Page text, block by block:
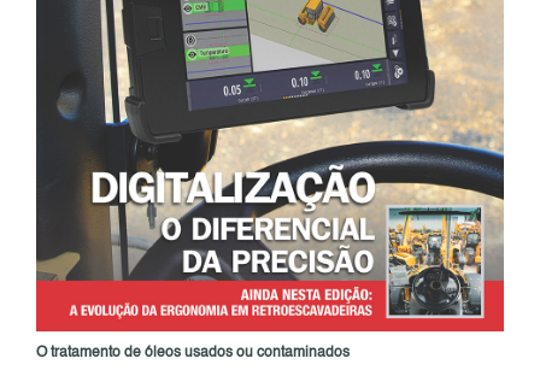
O tratamento de óleos usados ou contaminados